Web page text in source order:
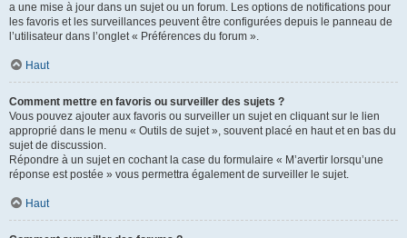
a une mise à jour dans un sujet ou un forum. Les options de notifications pour
les favoris et les surveillances peuvent être configurées depuis le panneau de
l’utilisateur dans l’onglet « Préférences du forum ».
Haut
Comment mettre en favoris ou surveiller des sujets ?
Vous pouvez ajouter aux favoris ou surveiller un sujet en cliquant sur le lien
approprié dans le menu « Outils de sujet », souvent placé en haut et en bas du
sujet de discussion.
Répondre à un sujet en cochant la case du formulaire « M’avertir lorsqu’une
réponse est postée » vous permettra également de surveiller le sujet.
Haut